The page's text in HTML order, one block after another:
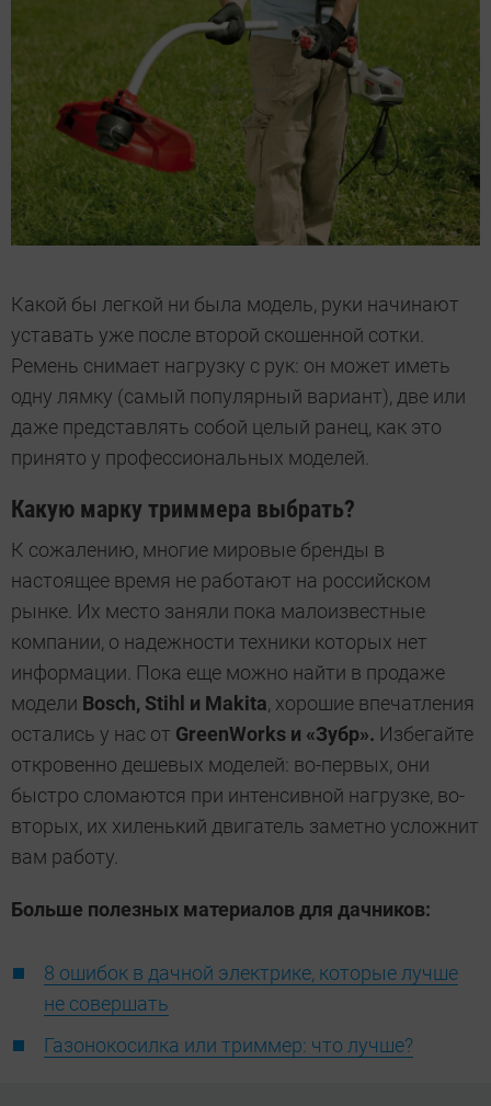
Какой бы легкой ни была модель, руки начинают
уставать уже после второй скошенной сотки.
Ремень снимает нагрузку с рук: он может иметь
одну лямку (самый популярный вариант), две или
даже представлять собой целый ранец, как это
принято у профессиональных моделей.
Какую марку триммера выбрать?
К сожалению, многие мировые бренды в
настоящее время не работают на российском
рынке. Их место заняли пока малоизвестные
компании, о надежности техники которых нет
информации. Пока еще можно найти в продаже
модели Bosch, Stihl и Makita, хорошие впечатления
остались у нас от GreenWorks и «Зубр». Избегайте
откровенно дешевых моделей: во-первых, они
быстро сломаются при интенсивной нагрузке, во-
вторых, их хиленький двигатель заметно усложнит
вам работу.
Больше полезных материалов для дачников:
8 ошибок в дачной электрике, которые лучше
не совершать
Газонокосилка или триммер: что лучше?